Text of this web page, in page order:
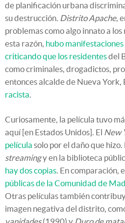
de planificación urbana
su destrucción. Distrito Apache,
problemas como algo innato a
esta razón, hubo manifestaciones
criticando que los residentesdel
como criminales, drogadictos,
entonces alcalde de Nueva York,
racista.
Curiosamente, la película tuvo
aquí [en Estados Unidos]. El New
película solo por el daño que
streamingy en la biblioteca
hay dos copias. En comparación,
públicas de la Comunidad de
Otras películas también
imagen negativa del distrito,